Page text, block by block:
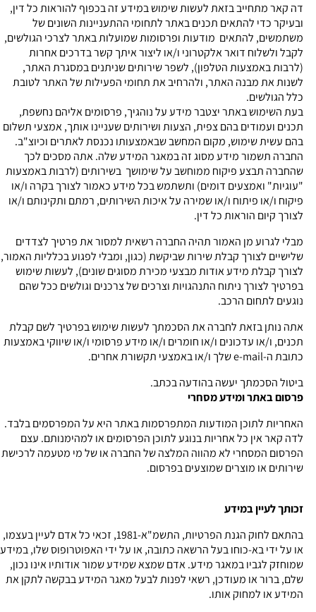
דה קאר מתחייב בזאת לעשות שימוש במידע זה בכפוף להוראות כל דין,
ובעיקר כדי להתאים תכנים באתר לתחומי ההתעניינות השונים של
משתמשים, להתאים מודעות ופרסומות שמועלות באתר לצרכי הגולשים,
לקבל ולשלוח דואר אלקטרוני ו/או ליצור איתך קשר בדרכים אחרות
(לרבות באמצעות הטלפון), לשפר שירותים שניתנים במסגרת האתר,
לשנות את מבנה האתר, ולהרחיב את תחומי הפעילות של האתר לטובת
כלל הגולשים.
בעת השימוש באתר יצטבר מידע על נוהגיך, פרסומים אליהם נחשפת,
תכנים ועמודים בהם צפית, הצעות ושירותים שעניינו אותך, אמצעי תשלום
בהם עשית שימוש, מקום המחשב שבאמצעותו נכנסת לאתרים וכיוצ"ב.
החברה תשמור מידע מסוג זה במאגר המידע שלה. אתה מסכים לכך
שהחברה תבצע פיקוח ממוחשב על שימושך בשירותים (לרבות באמצעות
"עוגיות" ואמצעים דומים) ותשתמש בכל מידע כאמור לצורך בקרה ו/או
פיקוח ו/או פיתוח ו/או שמירה על איכות השירותים, רמתם ותקינותם ו/או
לצורך קיום הוראות כל דין.
מבלי לגרוע מן האמור תהיה החברה רשאית למסור את פרטיך לצדדים
שלישיים לצורך קבלת שירות שביקשת (כגון, ומבלי לפגוע בכלליות האמור,
לצורך קבלת מידע אודות מבצעי מכירת מסוגים שונים), לעשות שימוש
בפרטיך לצורך ניתוח התנהגויות וצרכים של צרכנים וגולשים ככל שהם
נוגעים לתחום הרכב.
אתה נותן בזאת לחברה את הסכמתך לעשות שימוש בפרטיך לשם קבלת
תכנים, ו/או עדכונים ו/או חומרים ו/או מידע פרסומי ו/או שיווקי באמצעות
כתובת ה-e-mail שלך ו/או באמצעי תקשורת אחרים.
ביטול הסכמתך יעשה בהודעה בכתב.
פרסום באתר ומידע מסחרי
האחריות לתוכן המודעות המתפרסמות באתר היא על המפרסמים בלבד.
לדה קאר אין כל אחריות בנוגע לתוכן הפרסומים או למהימנותם. עצם
הפרסום המסחרי לא מהווה המלצה של החברה או של מי מטעמה לרכישת
שירותים או מוצרים שמוצעים בפרסום.
זכותך לעיין במידע
בהתאם לחוק הגנת הפרטיות, התשמ"א-1981, זכאי כל אדם לעיין בעצמו,
או על ידי בא-כוחו בעל הרשאה כתובה, או על ידי האפוטרופוס שלו, במידע
שמוחזק לגביו במאגר מידע. אדם שמצא שמידע שמור אודותיו אינו נכון,
שלם, ברור או מעודכן, רשאי לפנות לבעל מאגר המידע בבקשה לתקן את
המידע או למחוק אותו.